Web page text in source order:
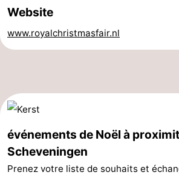
aan
Zee
Nature
Zuid-
Amsterdam
-
Zandvoort
Hollande-
Méridionale
-
Leiden
Bollenstreek
Website
www.royalchristmasfair.nl
événements de Noël à
Scheveningen
Prenez votre liste de souhaits et